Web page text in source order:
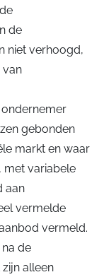
de
niet verhoogd,
van
ondernemer
gebonden
markt en waar
met variabele
aan
vermelde
vermeld.
de
alleen